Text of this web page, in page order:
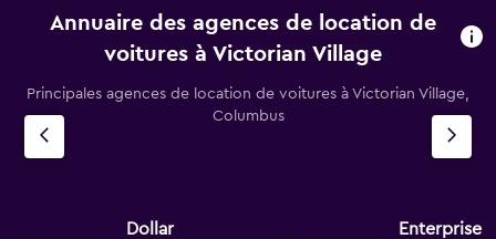
Annuaire des agences de location de
voitures à Victorian Village
Principales agences de location de voitures à Victorian Village,
Columbus
Dollar Enterprise